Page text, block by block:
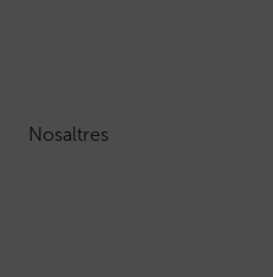
Nosaltres